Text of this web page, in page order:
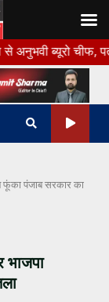
पत्रकार,
फूंका पंजाब सरकार का
भाजपा